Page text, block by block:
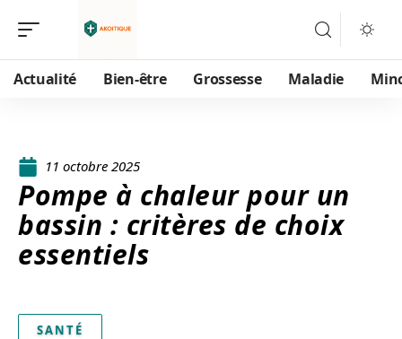
Actualité Bien-être Grossesse Maladie
11 octobre 2025
Pompe à chaleur pour un
bassin : critères de choix
essentiels
SANTÉ